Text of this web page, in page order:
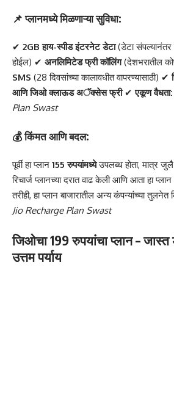
📌 प्लानमध्ये मिळणाऱ्या सुविधा:
✔ 2GB हाय-स्पीड इंटरनेट डेटा(डेटा संपल्यानंतर
होईल) ✔ अनलिमिटेड फ्री कॉलिंग(देशभरातील
SMS (28 दिवसांच्या कालावधीत वापरण्यासाठी) ✔
आणि जिओ क्लाऊड अॅक्सेस फ्री✔एकूण
Plan Swast
💰 किंमत आणि बदल:
पूर्वी हा प्लान 155 रुपयांमध्येउपलब्ध होता, मात्र
रिचार्ज प्लानच्या दरात वाढ केली आणि आता हा प्लान
तरीही, हा प्लान बाजारातील अन्य कंपन्यांच्या तुलनेत
Jio Recharge Plan Swast
जिओचा 199 रुपयांचा प्लान –
उत्तम पर्याय